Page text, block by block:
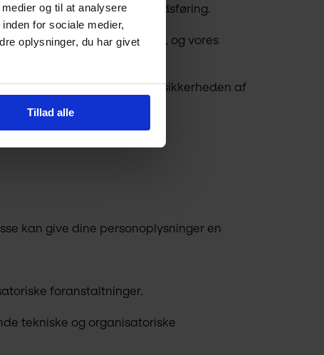
og til at analysere
for sociale medier,
oplysninger, du har givet
Tillad alle
IT-hosting eller markedsføring.
vores samarbejdspartnere, og vores
vores vegne for at højne sikkerheden af
kan give dine personoplysninger en
foranstaltninger.
tekniske og organisatoriske